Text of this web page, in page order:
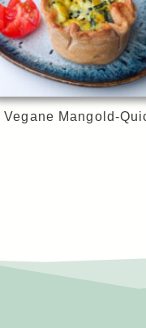
Vegane Mangold-